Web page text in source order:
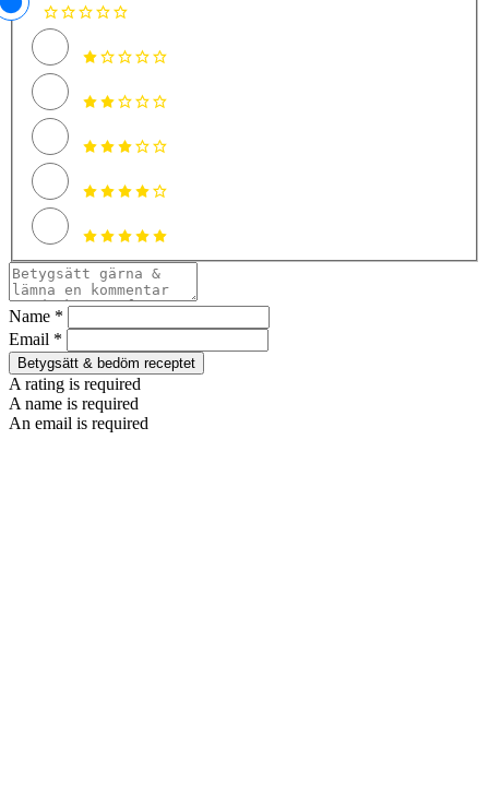
Name *
Email *
Betygsätt & bedöm receptet
A rating is required
A name is required
An email is required